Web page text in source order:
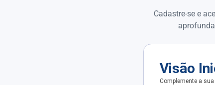
Cadastre-se e
Visão
Complemente a